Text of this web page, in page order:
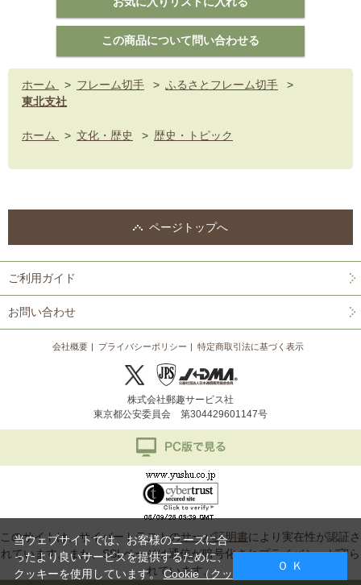
ホーム > フレーム切手 > ふるさとフレーム切手
>
東北支社
ホーム > 文化・歴史 > 歴史・トピック
ページトップへ
ご利用ガイド
お問い合わせ
会社概要 プライバシーポリシー 特定商取引法に基づく表示
株式会社郵趣サービス社
東京都公安委員会 第304429601147号
このサイトは、サイバートラストのサーバ証明書により実在性が認証さ
れています。また、SSLページは通信が暗号化されプライバシーが守ら
れています。
当ウェブサイトでは、お客様のニーズに合
ったより良いサービスを提供するために、
クッキーを使用しています。Cookie（クッ
Ｏ Ｋ